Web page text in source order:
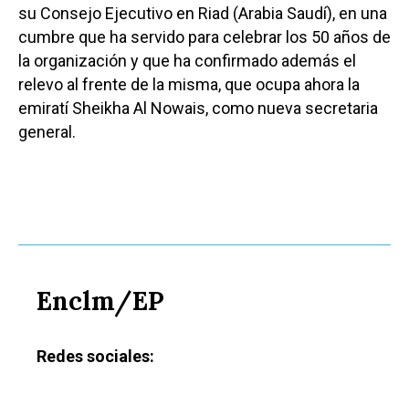
su Consejo Ejecutivo en Riad (Arabia Saudí), en una
cumbre que ha servido para celebrar los 50 años de
la organización y que ha confirmado además el
relevo al frente de la misma, que ocupa ahora la
emiratí Sheikha Al Nowais, como nueva secretaria
general.
Enclm/EP
Redes sociales: